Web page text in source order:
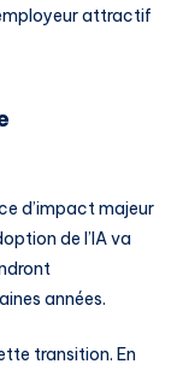
attractif
d’impact majeur
de l’IA va
années.
transition. En